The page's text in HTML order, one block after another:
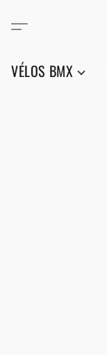
VÉLOS BMX